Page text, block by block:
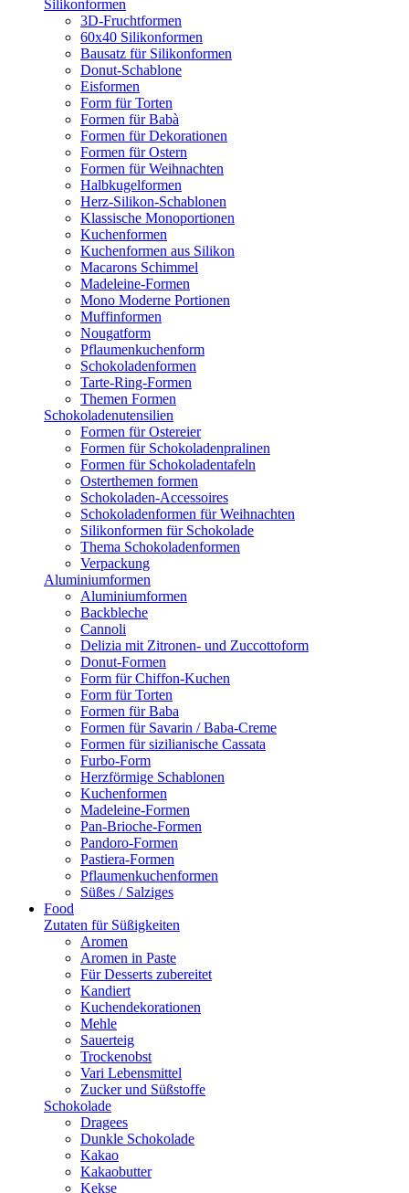
Silikonformen
3D-Fruchtformen
60x40 Silikonformen
Bausatz für Silikonformen
Donut-Schablone
Eisformen
Form für Torten
Formen für Babà
Formen für Dekorationen
Formen für Ostern
Formen für Weihnachten
Halbkugelformen
Herz-Silikon-Schablonen
Klassische Monoportionen
Kuchenformen
Kuchenformen aus Silikon
Macarons Schimmel
Madeleine-Formen
Mono Moderne Portionen
Muffinformen
Nougatform
Pflaumenkuchenform
Schokoladenformen
Tarte-Ring-Formen
Themen Formen
Schokoladenutensilien
Formen für Ostereier
Formen für Schokoladenpralinen
Formen für Schokoladentafeln
Osterthemen formen
Schokoladen-Accessoires
Schokoladenformen für Weihnachten
Silikonformen für Schokolade
Thema Schokoladenformen
Verpackung
Aluminiumformen
Aluminiumformen
Backbleche
Cannoli
Delizia mit Zitronen- und Zuccottoform
Donut-Formen
Form für Chiffon-Kuchen
Form für Torten
Formen für Baba
Formen für Savarin / Baba-Creme
Formen für sizilianische Cassata
Furbo-Form
Herzförmige Schablonen
Kuchenformen
Madeleine-Formen
Pan-Brioche-Formen
Pandoro-Formen
Pastiera-Formen
Pflaumenkuchenformen
Süßes / Salziges
Food
Zutaten für Süßigkeiten
Aromen
Aromen in Paste
Für Desserts zubereitet
Kandiert
Kuchendekorationen
Mehle
Sauerteig
Trockenobst
Vari Lebensmittel
Zucker und Süßstoffe
Schokolade
Dragees
Dunkle Schokolade
Kakao
Kakaobutter
Kekse